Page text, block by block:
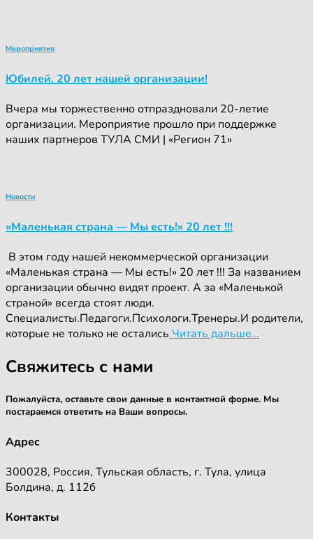
Мероприятия
Юбилей. 20 лет нашей организации!
Вчера мы торжественно отпраздновали 20-летие
организации. Мероприятие прошло при поддержке
наших партнеров ТУЛА СМИ | «Регион 71»
Новости
«Маленькая страна — Мы есть!» 20 лет !!!
‍ ‍В этом году нашей некоммерческой организации
«Маленькая страна — Мы есть!» 20 лет !!! За названием
организации обычно видят проект. А за «Маленькой
страной» всегда стоят люди.
Специалисты.Педагоги.Психологи.Тренеры.И родители,
которые не только не остались Читать дальше…
Свяжитесь с нами
Пожалуйста, оставьте свои данные в контактной форме. Мы
постараемся ответить на Ваши вопросы.
Адрес
300028, Россия, Тульская область, г. Тула, улица
Болдина, д. 112б
Контакты